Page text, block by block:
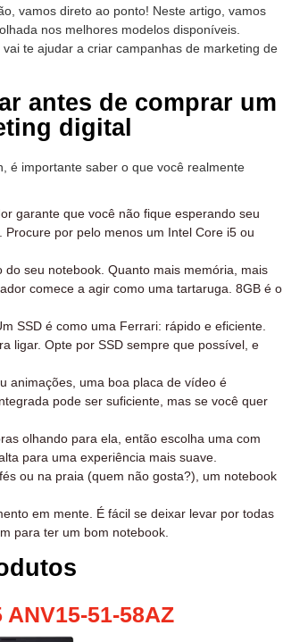
vamos direto ao ponto! Neste artigo, vamos
nos melhores modelos disponíveis.
te ajudar a criar campanhas de marketing de
antes de comprar um
digital
é importante saber o que você realmente
garante que você não fique esperando seu
por pelo menos um Intel Core i5 ou
seu notebook. Quanto mais memória, mais
comece a agir como uma tartaruga. 8GB é o
SSD é como uma Ferrari: rápido e eficiente.
ligar. Opte por SSD sempre que possível, e
animações, uma boa placa de vídeo é
pode ser suficiente, mas se você quer
olhando para ela, então escolha uma com
para uma experiência mais suave.
ou na praia (quem não gosta?), um notebook
em mente. É fácil se deixar levar por todas
para ter um bom notebook.
51-58AZ